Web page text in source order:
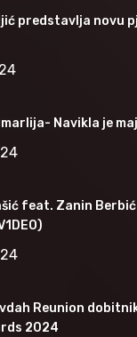
predstavlja novu
Navikla je
feat. Zanin Berbić
Reunion
2024